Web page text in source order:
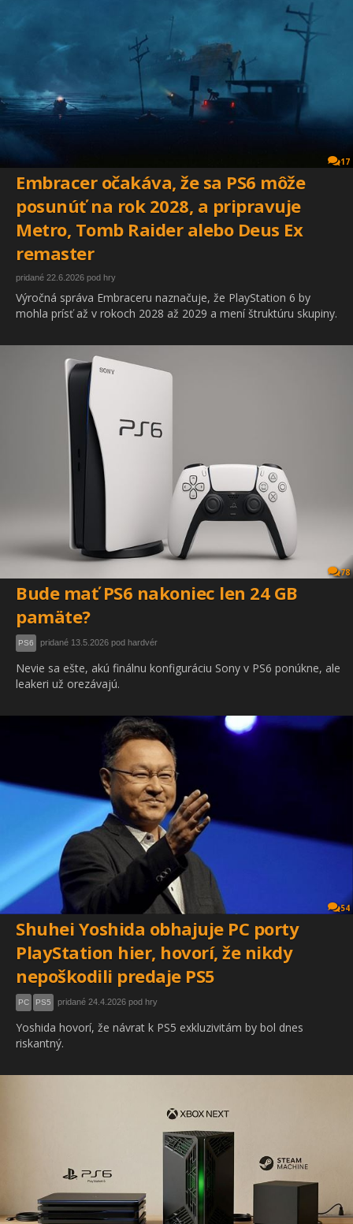
17
Embracer očakáva, že sa PS6 môže
posunúť na rok 2028, a pripravuje
Metro, Tomb Raider alebo Deus Ex
remaster
pridané 22.6.2026 pod hry
Výročná správa Embraceru naznačuje, že PlayStation 6 by
mohla prísť až v rokoch 2028 až 2029 a mení štruktúru skupiny.
78
Bude mať PS6 nakoniec len 24 GB
pamäte?
PS6 pridané 13.5.2026 pod hardvér
Nevie sa ešte, akú finálnu konfiguráciu Sony v PS6 ponúkne, ale
leakeri už orezávajú.
54
Shuhei Yoshida obhajuje PC porty
PlayStation hier, hovorí, že nikdy
nepoškodili predaje PS5
PC PS5 pridané 24.4.2026 pod hry
Yoshida hovorí, že návrat k PS5 exkluzivitám by bol dnes
riskantný.